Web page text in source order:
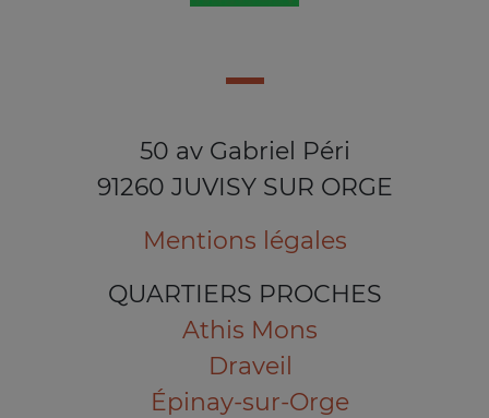
50 av Gabriel Péri
91260 JUVISY SUR ORGE
Mentions légales
QUARTIERS PROCHES
Athis Mons
Draveil
Épinay-sur-Orge